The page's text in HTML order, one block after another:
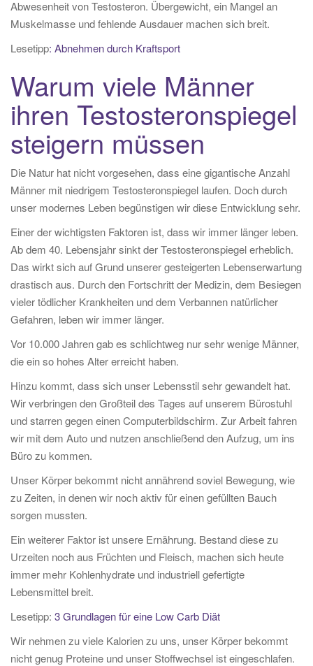
Abwesenheit von Testosteron. Übergewicht, ein Mangel an
Muskelmasse und fehlende Ausdauer machen sich breit.
Lesetipp: Abnehmen durch Kraftsport
Warum viele Männer
ihren Testosteronspiegel
steigern müssen
Die Natur hat nicht vorgesehen, dass eine gigantische Anzahl
Männer mit niedrigem Testosteronspiegel laufen. Doch durch
unser modernes Leben begünstigen wir diese Entwicklung sehr.
Einer der wichtigsten Faktoren ist, dass wir immer länger leben.
Ab dem 40. Lebensjahr sinkt der Testosteronspiegel erheblich.
Das wirkt sich auf Grund unserer gesteigerten Lebenserwartung
drastisch aus. Durch den Fortschritt der Medizin, dem Besiegen
vieler tödlicher Krankheiten und dem Verbannen natürlicher
Gefahren, leben wir immer länger.
Vor 10.000 Jahren gab es schlichtweg nur sehr wenige Männer,
die ein so hohes Alter erreicht haben.
Hinzu kommt, dass sich unser Lebensstil sehr gewandelt hat.
Wir verbringen den Großteil des Tages auf unserem Bürostuhl
und starren gegen einen Computerbildschirm. Zur Arbeit fahren
wir mit dem Auto und nutzen anschließend den Aufzug, um ins
Büro zu kommen.
Unser Körper bekommt nicht annährend soviel Bewegung, wie
zu Zeiten, in denen wir noch aktiv für einen gefüllten Bauch
sorgen mussten.
Ein weiterer Faktor ist unsere Ernährung. Bestand diese zu
Urzeiten noch aus Früchten und Fleisch, machen sich heute
immer mehr Kohlenhydrate und industriell gefertigte
Lebensmittel breit.
Lesetipp: 3 Grundlagen für eine Low Carb Diät
Wir nehmen zu viele Kalorien zu uns, unser Körper bekommt
nicht genug Proteine und unser Stoffwechsel ist eingeschlafen.